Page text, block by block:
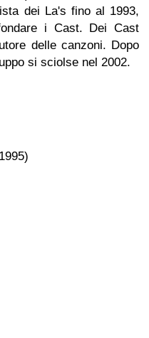
dei La's fino al 1993,
i Cast. Dei Cast
delle canzoni. Dopo
si sciolse nel 2002.